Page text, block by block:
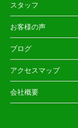
スタッフ
お客様の声
ブログ
アクセスマップ
会社概要